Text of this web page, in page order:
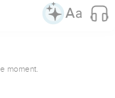
moment.